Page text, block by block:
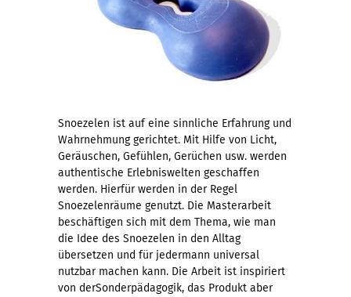
Snoezelen ist auf eine sinnliche Erfahrung und
Wahrnehmung gerichtet. Mit Hilfe von Licht,
Geräuschen, Gefühlen, Gerüchen usw. werden
authentische Erlebniswelten geschaffen
werden. Hierfür werden in der Regel
Snoezelenräume genutzt. Die Masterarbeit
beschäftigen sich mit dem Thema, wie man
die Idee des Snoezelen in den Alltag
übersetzen und für jedermann universal
nutzbar machen kann. Die Arbeit ist inspiriert
von derSonderpädagogik, das Produkt aber